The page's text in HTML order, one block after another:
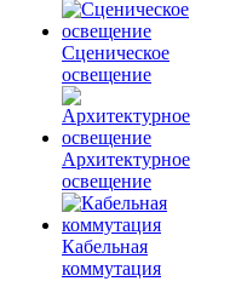
Сценическое
освещение
Архитектурное
освещение
Кабельная
коммутация